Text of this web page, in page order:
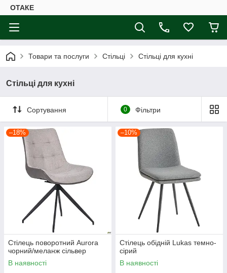
ОТАКЕ
Товари та послуги Стільці Стільці для кухні
Стільці для кухні
Сортування 0 Фільтри
–18%
Стілець поворотний Aurora
чорний/меланж сільвер
В наявності
–10%
Стілець обідній Lukas темно-
сірий
В наявності